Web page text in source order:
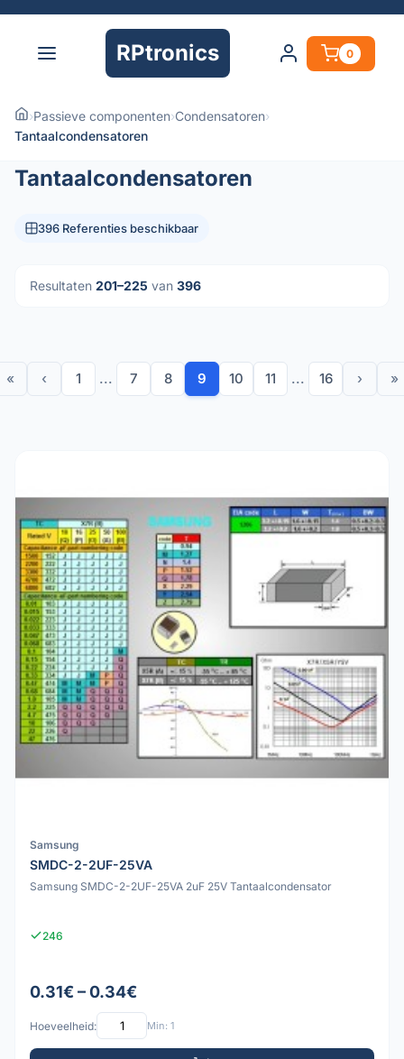
RPtronics 0
›Passieve componenten›Condensatoren›
Tantaalcondensatoren
Tantaalcondensatoren
396 Referenties beschikbaar
Resultaten 201–225 van 396
« ‹ 1 ... 7 8 9 10 11 ... 16 › »
Samsung
SMDC-2-2UF-25VA
Samsung SMDC-2-2UF-25VA 2uF 25V Tantaalcondensator
246
0.31€ – 0.34€
Hoeveelheid: Min: 1